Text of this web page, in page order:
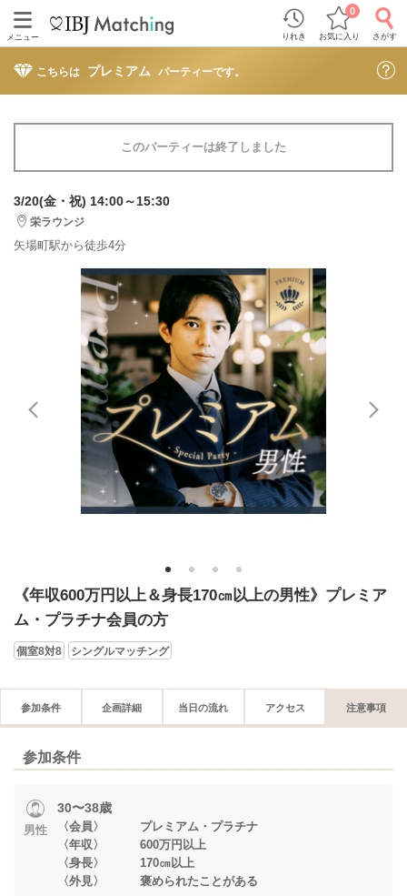
メニュー りれき お気に入り
0
さがす
こちらは プレミアム パーティーです。
このパーティーは終了しました
3/20(金・祝) 14:00～15:30
栄ラウンジ
矢場町駅から徒歩4分
1 2 3 4
《年収600万円以上＆身長170㎝以上の男性》プレミア
ム・プラチナ会員の方
個室8対8 シングルマッチング
参加条件 企画詳細 当日の流れ アクセス 注意事項
参加条件
男性
30〜38歳
〈会員〉 プレミアム・プラチナ
〈年収〉 600万円以上
〈身長〉 170㎝以上
〈外見〉 褒められたことがある